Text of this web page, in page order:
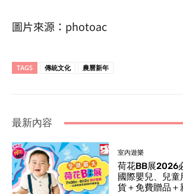
圖片來源：photoac
TAGS 傳統文化 農曆新年
最新內容
室內遊樂
荷花BB展2026
國際嬰兒、兒
貨＋免費贈品＋